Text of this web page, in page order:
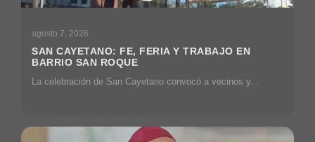
agosto 7, 2026
SAN CAYETANO: FE, FERIA Y TRABAJO EN
BARRIO SAN ROQUE
La celebración de San Cayetano convocó a vecinos y...